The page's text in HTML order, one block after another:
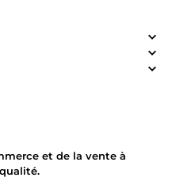
et de la vente à